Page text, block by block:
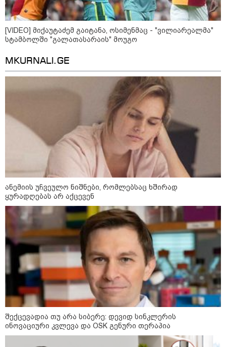
ბავშვები აბობოქრებულ ზღვაში
დახრჩობას
"უნდა დაგვხვრიტოთ? - არა,
თქვენი დახვრეტა რაში გვაწყობს,
გუდაუთაში ქართველ ტყვეებში
უნდა გადაგცვალოთ..."
როდის დაიწყო რეალურად
საქართველო-რუსეთის ომი და
მთავარი შეცდომა, რომელიც
საბედისწერო გამოდგა
შავ ზღვაში გემებზე
თავდასხმებმა რუსეთ-უკრაინის
ომში რეკორდული მასშტაბი
მიიღო
რა შემთხვევაში შეიძლება
ჩამოერთვას მშობელს მშობლის
უფლება
[VIDEO] მიქაუტაძემ გაიტანა, ოსიმენმაც - "ვილიარეალმა"
სტამბოლში "გალათასარაის" მოუგო
MKURNALI.GE
ანემიის უჩვეულო ნიშნები, რომლებსაც ხშირად
ყურადღებას არ აქცევენ
შექცევადია თუ არა სიბერე: დევიდ სინკლერის
ინოვაციური კვლევა და OSK გენური თერაპია